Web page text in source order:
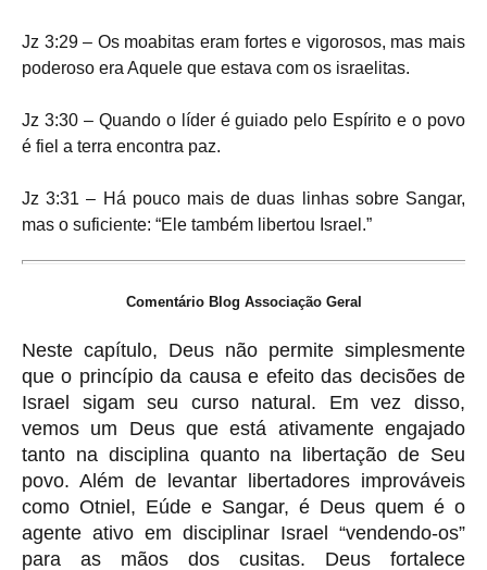
Jz 3:29 – Os moabitas eram fortes e vigorosos, mas mais
poderoso era Aquele que estava com os israelitas.
Jz 3:30 – Quando o líder é guiado pelo Espírito e o povo
é fiel a terra encontra paz.
Jz 3:31 – Há pouco mais de duas linhas sobre Sangar,
mas o suficiente: “Ele também libertou Israel.”
Comentário Blog Associação Geral
Neste capítulo, Deus não permite simplesmente
que o princípio da causa e efeito das decisões de
Israel sigam seu curso natural. Em vez disso,
vemos um Deus que está ativamente engajado
tanto na disciplina quanto na libertação de Seu
povo. Além de levantar libertadores improváveis
como Otniel, Eúde e Sangar, é Deus quem é o
agente ativo em disciplinar Israel “vendendo-os”
para as mãos dos cusitas. Deus fortalece